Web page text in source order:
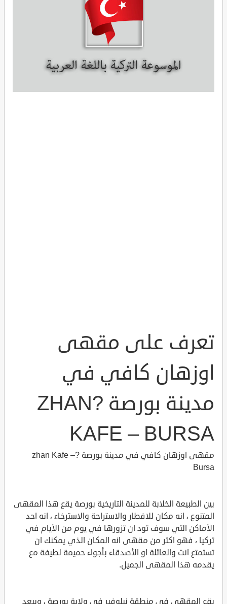
تعرف على مقهى
اوزهان كافي في
مدينة بورصة ?ZHAN
KAFE – BURSA
مقهى اوزهان كافي في مدينة بورصة ?zhan Kafe –
Bursa
بين الطبيعة الخلابة للمدينة التاريخية بورصة يقع هذا المقهى
المتنوع ، انه مكان للافطار والاستراحة والاسترخاء ، انه احد
الأماكن التي سوف تود ان تزورها في يوم من الأيام في
تركيا ، فهو اكثر من مقهى انه المكان الذي يمكنك ان
تستمتع انت والعائلة او الأصدقاء بأجواء حميمة لطيفة مع
يقدمه هذا المقهى الجميل.
يقع المقهى في منطقة نيلوفير في ولاية بورصة ، ويبعد